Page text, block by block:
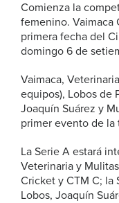
Comienza la
femenino. Vaimaca
primera fecha del
domingo 6 de
Vaimaca,
equipos), Lobos de
Joaquín Suárez y
primer evento de la
La Serie A estará
Veterinaria y
Cricket y CTM C; la
Lobos, Joaquín